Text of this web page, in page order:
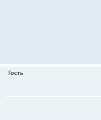
Гость